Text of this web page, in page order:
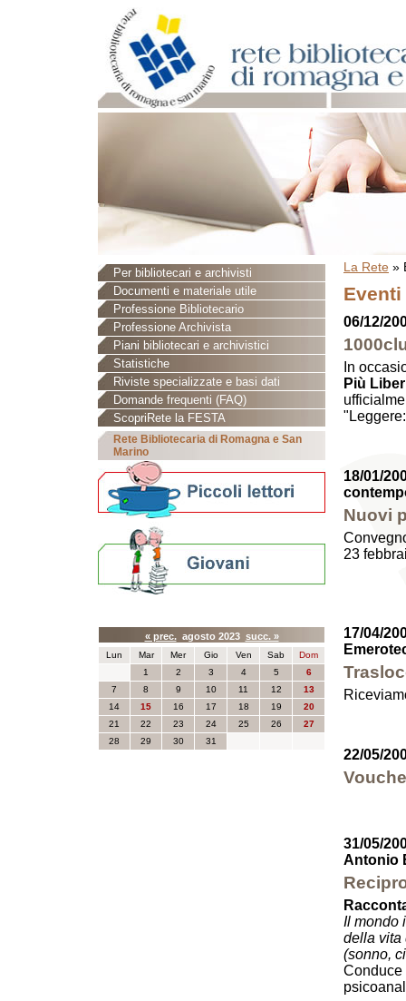
La Rete »
Eventi
06/12/
In
Più
18/01/
Nuovi
23
17/04/
22/05/
31/05/
Antonio
Il mondo
della vita
(sonno,
Per bibliotecari e archivisti
Documenti e materiale utile
Professione Bibliotecario
Professione Archivista
Piani bibliotecari e archivistici
Statistiche
Riviste specializzate e basi dati
Domande frequenti (FAQ)
ScopriRete la FESTA
Rete Bibliotecaria di Romagna e San
Marino
« prec.agosto 2023 succ. »
Lun Mar Mer Gio Ven Sab
Dom
1
2 3 4 5
6
7
8 9 10 11 12
13
14
15 16 17 18 19
20
21
22 23 24 25 26
27
28
29 30 31